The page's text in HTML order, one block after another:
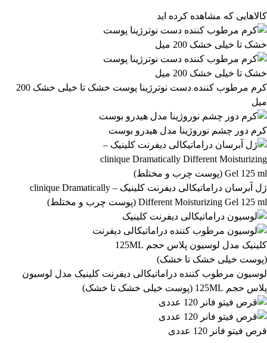
تومان
491,799 تومان
491,800 تومان
اعمال فیلتر قیمت
وضعیت کالا
نمایش کالاهای موجود
فیلتر بر اساس برند:
Romance 1
فیلتر بر اساس دسته بندی:
آرایشی و بهداشتی 558 بهداشتی و پوستی
رژ لب مدادی لچیک
مرتب‌سازی محصولات
مرتب‌سازی:
پیش‌فرض محبوب‌ترین بالاترین امتیاز
گران‌ترین موجودها اول
کالاهایی که مشاهده کرده اید
کرم مرطوب کننده دست نوترژینا پوست خشک تا خیلی خشک 200
میل
کرم دور چشم نوروژینا مدل هیدرو بوست
ژل آبرسان دراماتیکالی دیفرنت کلینیک – clinique Dramatically
Different Moisturizing Gel 125 ml (پوست چرب و مختلط)
لوسیون مرطوب کننده دراماتیکالی دیفرنت کلینیک مدل لوسیون
پلاس حجم 125ML (پوست خیلی خشک تا خشک)
قرص فیتو فانر 120 عددی